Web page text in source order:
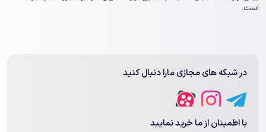
است.
در شبکه های مجازی مارا دنبال کنید
با اطمینان از ما خرید نمایید